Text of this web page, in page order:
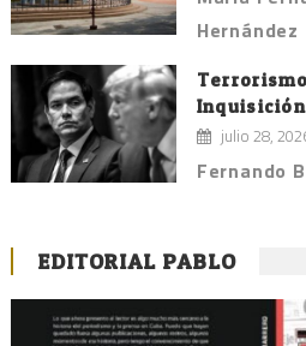
Hernández
julio 28,
Fernando
EDITORIAL PABLO